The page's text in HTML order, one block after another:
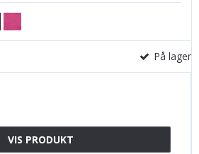
På lager
VIS PRODUKT